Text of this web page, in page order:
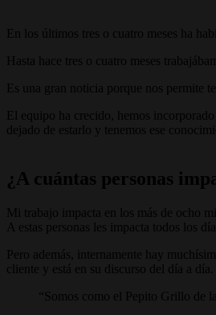
En los últimos tres o cuatro meses ha
Hasta hace tres o cuatro meses
Es una gran noticia porque nos permite
El equipo ha crecido, hemos
dejado de estarlo y tenemos ese
¿A cuántas personas
Mi trabajo impacta en los más de ocho
A estas personas les impacta todos los
Pero además, internamente hay
cliente y está en su discurso del día a
Somos como el Pepito Grillo de